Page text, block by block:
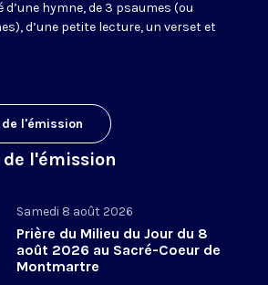
hymne, de 3 psaumes (ou
d’une petite lecture, un verset et
l'émission
l'émission
Samedi 8 août 2026
Prière du Milieu du Jour du 8
août 2026 au Sacré-Coeur de
Montmartre